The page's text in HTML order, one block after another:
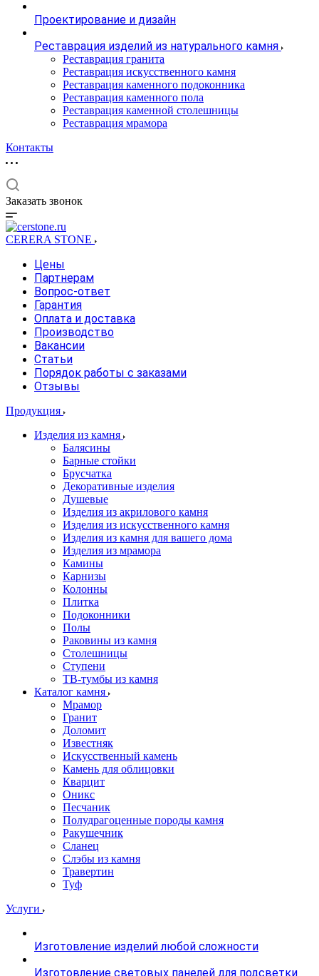
Проектирование и дизайн
Реставрация изделий из натурального камня
Реставрация гранита
Реставрация искусственного камня
Реставрация каменного подоконника
Реставрация каменного пола
Реставрация каменной столешницы
Реставрация мрамора
Контакты
Заказать звонок
CERERA STONE
Цены
Партнерам
Вопрос-ответ
Гарантия
Оплата и доставка
Производство
Вакансии
Статьи
Порядок работы с заказами
Отзывы
Продукция
Изделия из камня
Балясины
Барные стойки
Брусчатка
Декоративные изделия
Душевые
Изделия из акрилового камня
Изделия из искусственного камня
Изделия из камня для вашего дома
Изделия из мрамора
Камины
Карнизы
Колонны
Плитка
Подоконники
Полы
Раковины из камня
Столешницы
Ступени
ТВ-тумбы из камня
Каталог камня
Мрамор
Гранит
Доломит
Известняк
Искусственный камень
Камень для облицовки
Кварцит
Оникс
Песчаник
Полудрагоценные породы камня
Ракушечник
Сланец
Слэбы из камня
Травертин
Туф
Услуги
Изготовление изделий любой сложности
Изготовление световых панелей для подсветки